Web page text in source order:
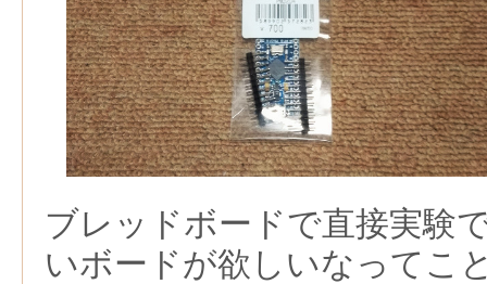
ブレッドボードで直接実験
いボードが欲しいなってこ